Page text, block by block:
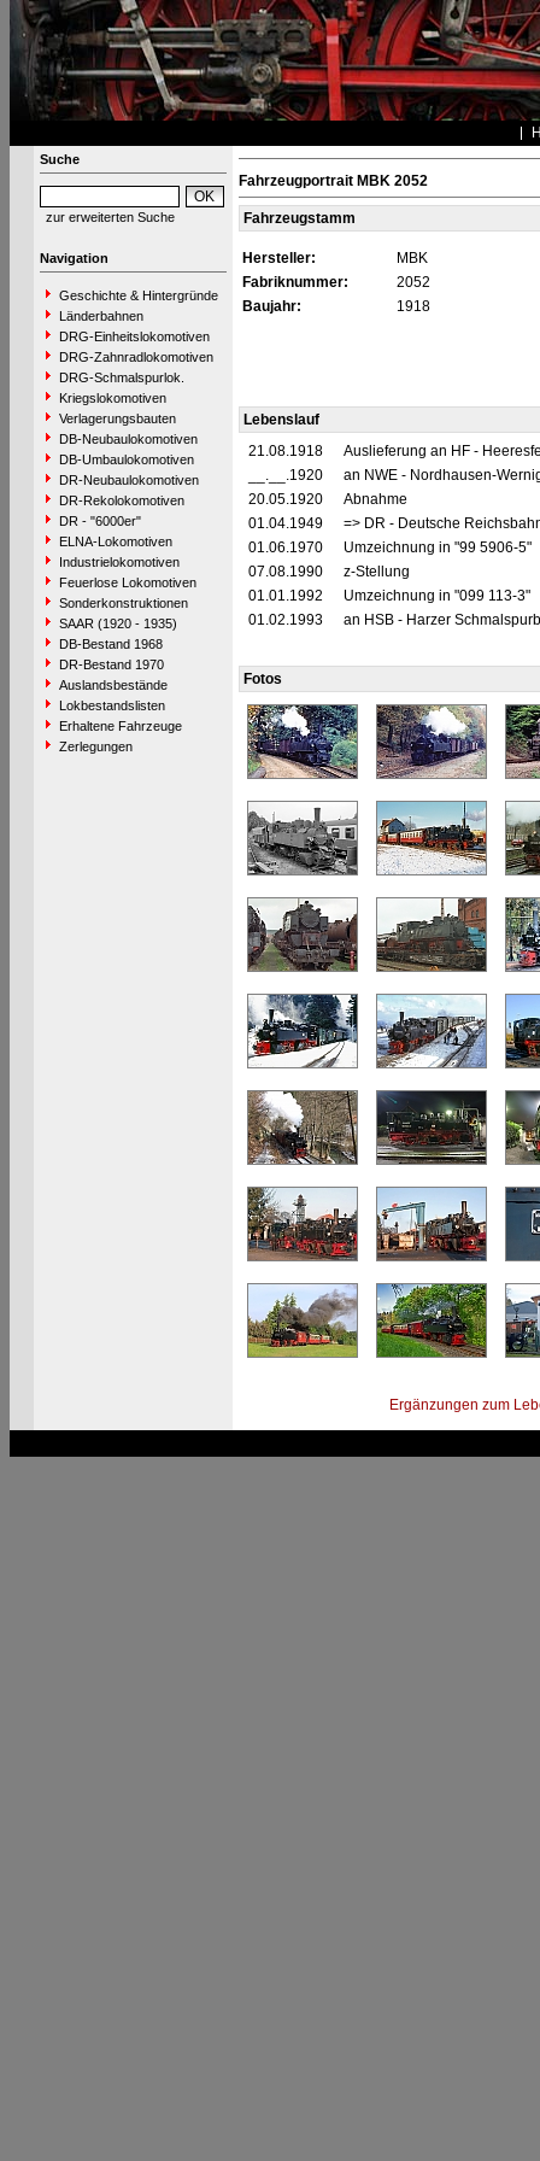
Suche
zur erweiterten Suche
Navigation
Geschichte & Hintergründe
Länderbahnen
DRG-Einheitslokomotiven
DRG-Zahnradlokomotiven
DRG-Schmalspurlok.
Kriegslokomotiven
Verlagerungsbauten
DB-Neubaulokomotiven
DB-Umbaulokomotiven
DR-Neubaulokomotiven
DR-Rekolokomotiven
DR - "6000er"
ELNA-Lokomotiven
Industrielokomotiven
Feuerlose Lokomotiven
Sonderkonstruktionen
SAAR (1920 - 1935)
DB-Bestand 1968
DR-Bestand 1970
Auslandsbestände
Lokbestandslisten
Erhaltene Fahrzeuge
Zerlegungen
Fahrzeugportrait MBK 2052
Fahrzeugstamm
Hersteller:
MBK
Fabriknummer:
2052
Baujahr:
1918
Lebenslauf
21.08.1918
Auslieferung an HF -
__.__.1920
an NWE - Nordhausen-
20.05.1920
Abnahme
01.04.1949
=> DR - Deutsche
01.06.1970
Umzeichnung in "99 5906-5"
07.08.1990
z-Stellung
01.01.1992
Umzeichnung in "099 113-3"
01.02.1993
an HSB - Harzer
Fotos
Ergänzungen zum